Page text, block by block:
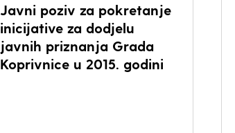
Javni poziv za pokretanje
inicijative za dodjelu
javnih priznanja Grada
Koprivnice u 2015. godini